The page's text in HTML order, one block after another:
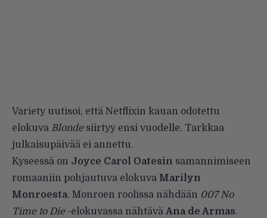
Variety uutisoi, että Netflixin kauan odotettu
elokuva Blondesiirtyy ensi vuodelle. Tarkkaa
julkaisupäivää ei annettu.
Kyseessä on Joyce Carol Oatesin samannimiseen
romaaniin pohjautuva elokuva Marilyn
Monroesta. Monroen roolissa nähdään 007 No
Time to Die-elokuvassa nähtävä Ana de Armas.